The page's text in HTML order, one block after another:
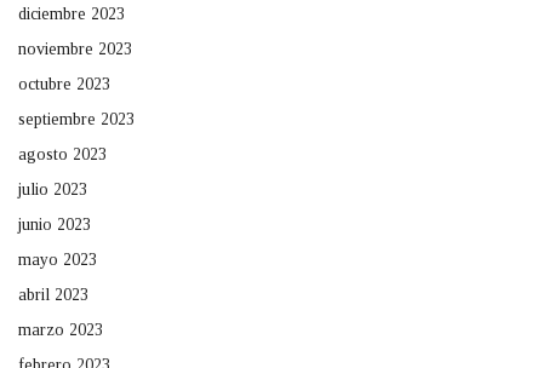
diciembre 2023
noviembre 2023
octubre 2023
septiembre 2023
agosto 2023
julio 2023
junio 2023
mayo 2023
abril 2023
marzo 2023